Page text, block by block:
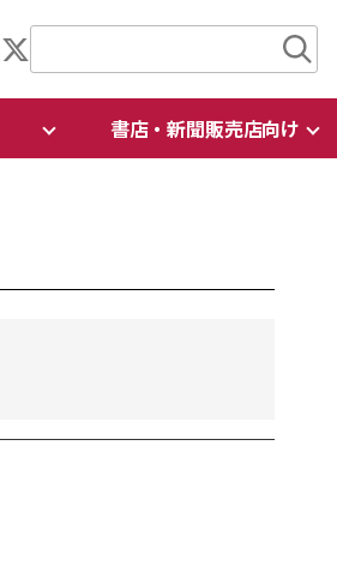
書店・新聞販売店向け